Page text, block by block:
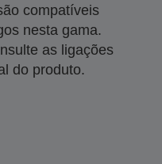
compatíveis
nesta gama.
as ligações
do produto.